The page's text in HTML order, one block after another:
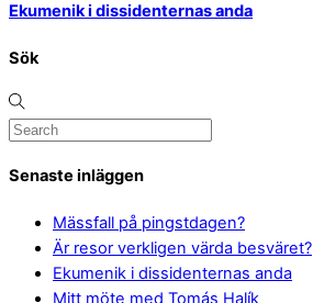
Ekumenik i dissidenternas anda
Sök
Senaste inläggen
Mässfall på pingstdagen?
Är resor verkligen värda besväret?
Ekumenik i dissidenternas anda
Mitt möte med Tomás Halík